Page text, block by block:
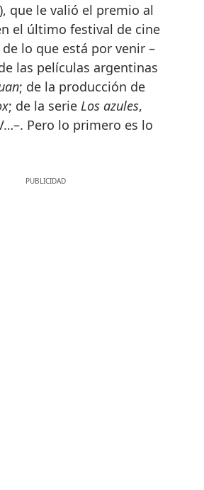
que le valió el premio al
el último festival de cine
de lo que está por venir –
las películas argentinas
; de la producción de
; de la serie Los azules,
Pero lo primero es lo